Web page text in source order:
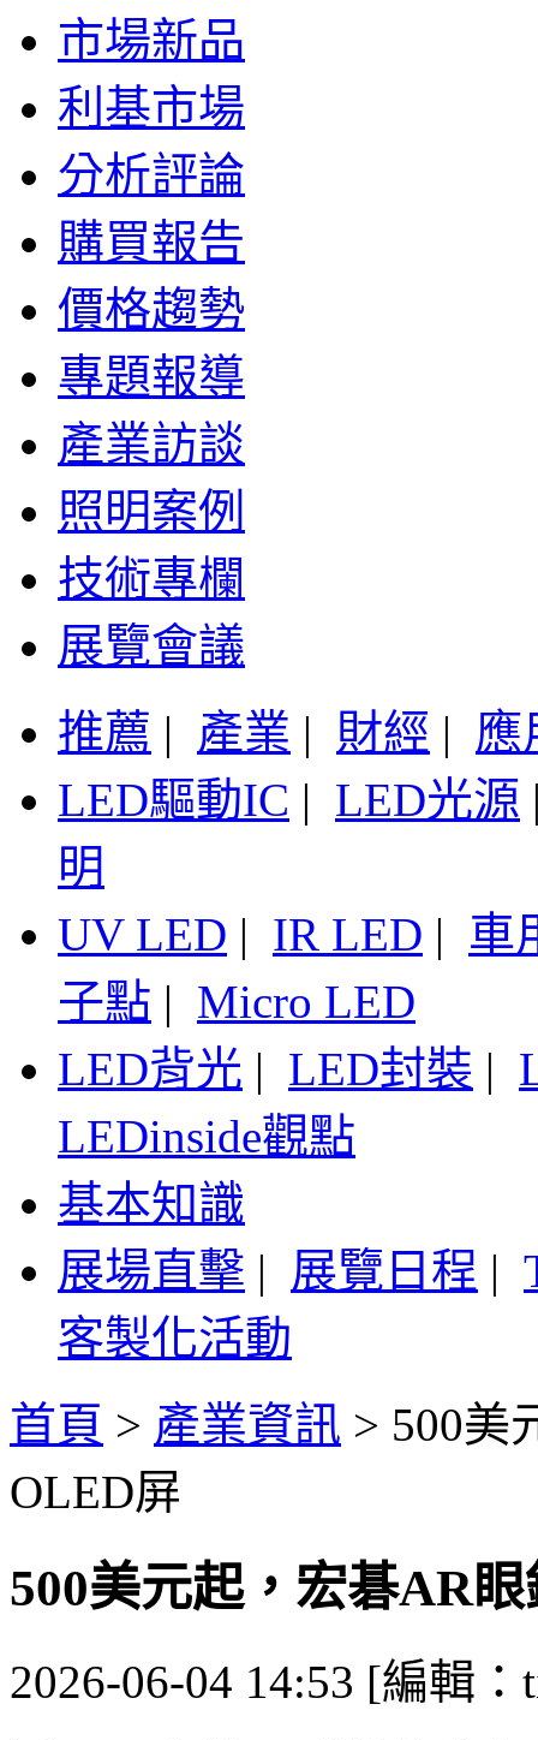
市場新品
利基市場
分析評論
購買報告
價格趨勢
專題報導
產業訪談
照明案例
技術專欄
展覽會議
推薦 | 產業 | 財經 | 應
LED驅動IC | LED光源
明
UV LED | IR LED | 車
子點 | Micro LED
LED背光 | LED封裝 |
LEDinside觀點
基本知識
展場直擊 | 展覽日程 |
客製化活動
首頁 > 產業資訊 > 500美
OLED屏
500美元起，宏碁AR
2026-06-04 14:53 [編輯：